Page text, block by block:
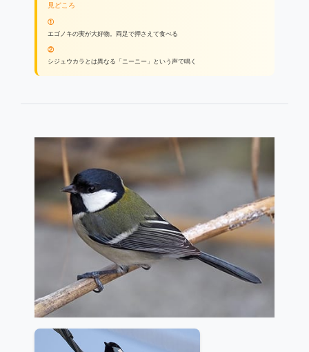
見どころ
①
エゴノキの実が大好物。両足で押さえて食べる
②
シジュウカラとは異なる「ニーニー」という声で鳴く